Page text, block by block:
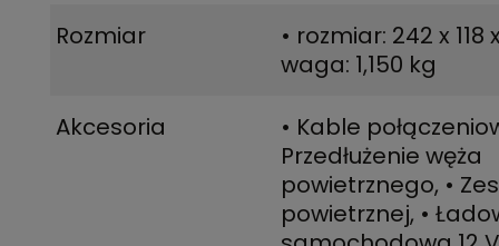
Rozmiar • rozmiar: 242 x
waga: 1,150 kg
Akcesoria
• Kable
Przedłużenie węża
powietrznego, •
powietrznej, •